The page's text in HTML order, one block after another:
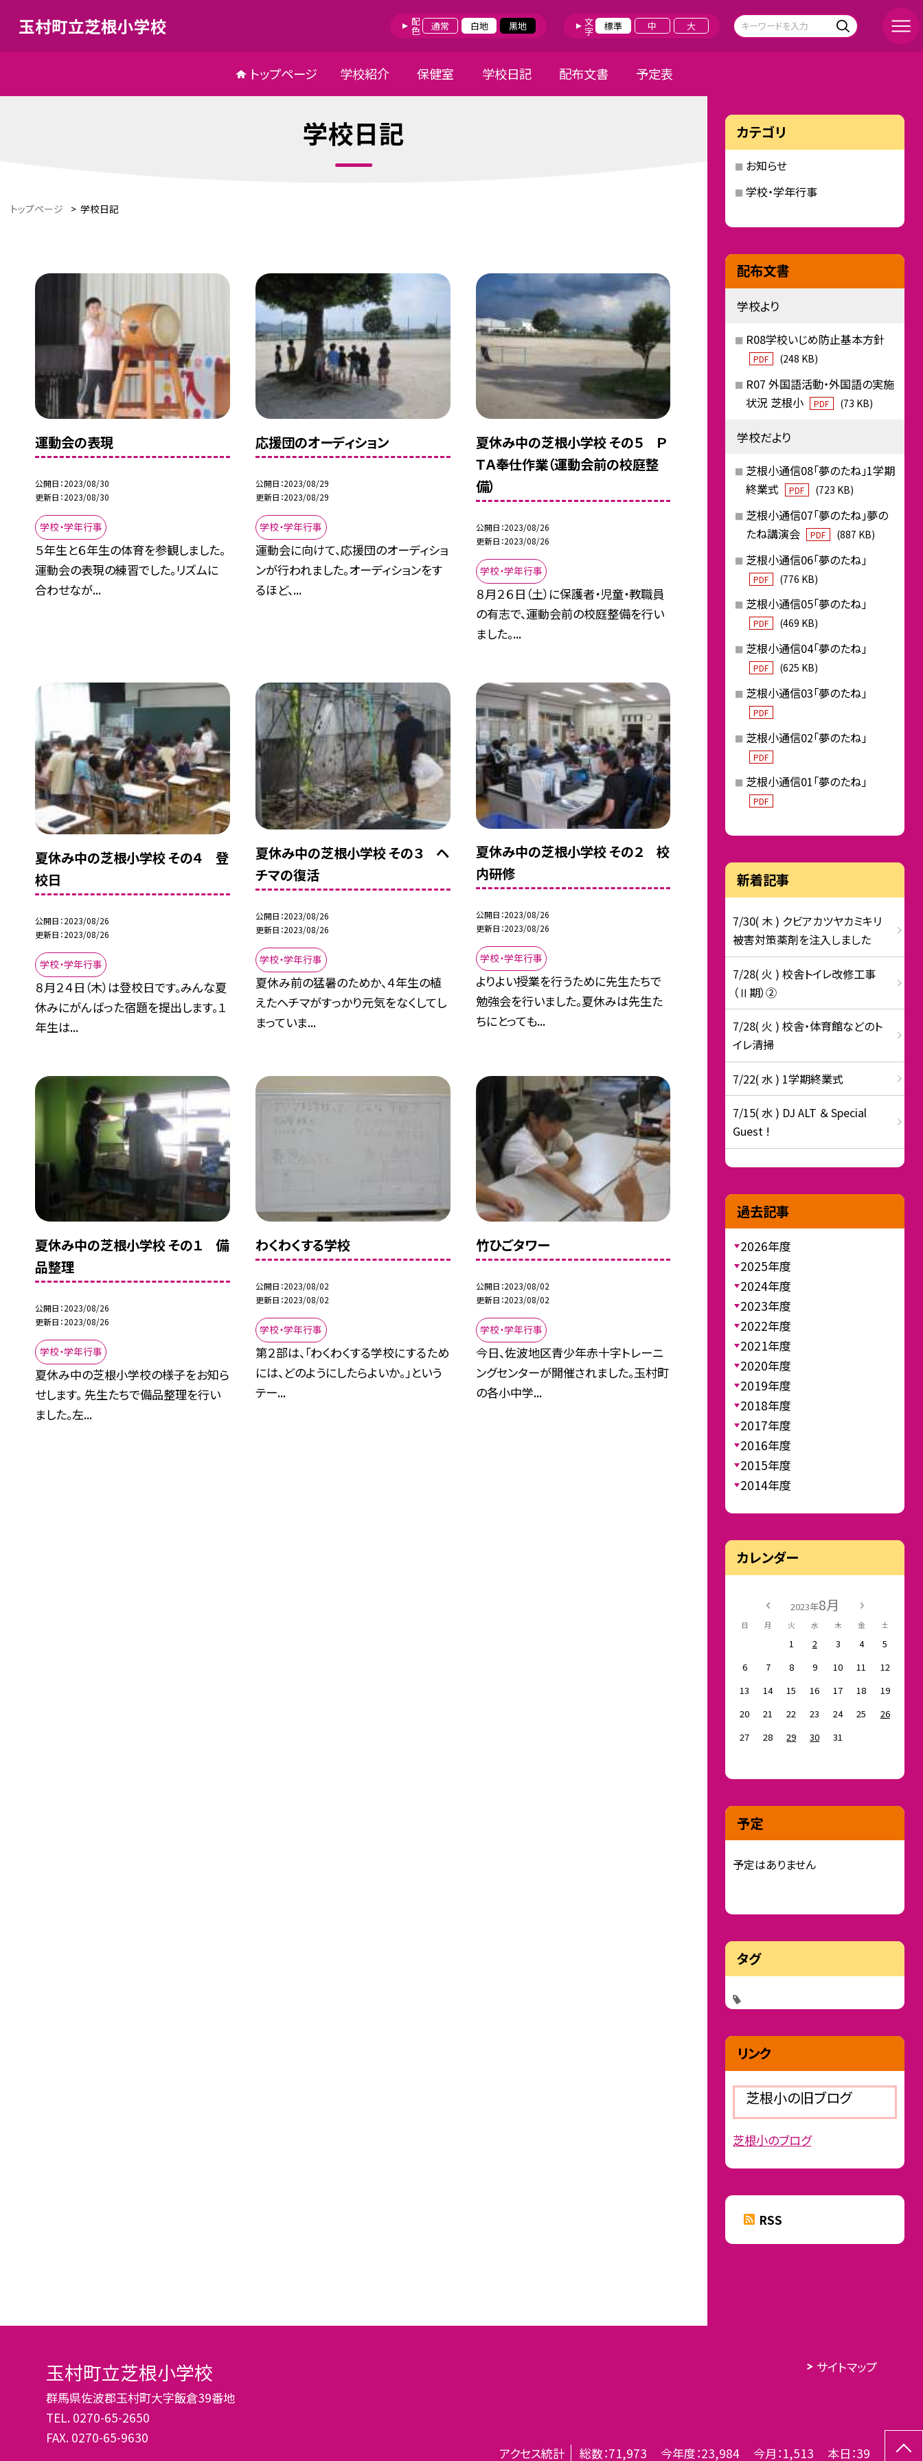
玉村町立芝根小学校 配色 通常 白地 黒地 文字 標準 中 大
トップページ 学校紹介 保健室 学校日記 配布文書 予定表
学校日記
トップページ > 学校日記
運動会の表現
公開日 2023/08/30
更新日 2023/08/30
学校・学年行事
５年生と６年生の体育を参観しました。
運動会の表現の練習でした。リズムに
合わせなが...
応援団のオーディション
公開日 2023/08/29
更新日 2023/08/29
学校・学年行事
運動会に向けて、応援団のオーディショ
ンが行われました。オーディションをす
るほど、...
夏休み中の芝根小学校 その５ Ｐ
ＴＡ奉仕作業（運動会前の校庭整
備）
公開日 2023/08/26
更新日 2023/08/26
学校・学年行事
８月２６日（土）に保護者・児童・教職員
の有志で、運動会前の校庭整備を行い
ました。...
夏休み中の芝根小学校 その４ 登
校日
公開日 2023/08/26
更新日 2023/08/26
学校・学年行事
８月２４日（木）は登校日です。みんな夏
休みにがんばった宿題を提出します。１
年生は...
夏休み中の芝根小学校 その３ ヘ
チマの復活
公開日 2023/08/26
更新日 2023/08/26
学校・学年行事
夏休み前の猛暑のためか、４年生の植
えたヘチマがすっかり元気をなくしてし
まっていま...
夏休み中の芝根小学校 その２ 校
内研修
公開日 2023/08/26
更新日 2023/08/26
学校・学年行事
よりよい授業を行うために先生たちで
勉強会を行いました。夏休みは先生た
ちにとっても...
夏休み中の芝根小学校 その１ 備
品整理
公開日 2023/08/26
更新日 2023/08/26
学校・学年行事
夏休み中の芝根小学校の様子をお知ら
せします。 先生たちで備品整理を行い
ました。左...
わくわくする学校
公開日 2023/08/02
更新日 2023/08/02
学校・学年行事
第２部は、「わくわくする学校にするため
には、どのようにしたらよいか。」という
テー...
竹ひごタワー
公開日 2023/08/02
更新日 2023/08/02
学校・学年行事
今日、佐波地区青少年赤十字トレーニ
ングセンターが開催されました。玉村町
の各小中学...
カテゴリ
お知らせ
学校・学年行事
配布文書
学校より
R08学校いじめ防止基本方針
PDF (248 KB)
R07 外国語活動・外国語の実施
状況 芝根小
PDF (73 KB)
学校だより
芝根小通信08「夢のたね」1学期
終業式
PDF (723 KB)
芝根小通信07「夢のたね」夢の
たね講演会
PDF (887 KB)
芝根小通信06「夢のたね」
PDF (776 KB)
芝根小通信05「夢のたね」
PDF (469 KB)
芝根小通信04「夢のたね」
PDF (625 KB)
芝根小通信03「夢のたね」
PDF
芝根小通信02「夢のたね」
PDF
芝根小通信01「夢のたね」
PDF
新着記事
7/30( 木 ) クビアカツヤカミキリ
被害対策薬剤を注入しました
7/28( 火 ) 校舎トイレ改修工事
（Ⅱ期）②
7/28( 火 ) 校舎・体育館などのト
イレ清掃
7/22( 水 ) 1学期終業式
7/15( 水 ) DJ ALT ＆ Special
Guest !
過去記事
2026年度
2025年度
2024年度
2023年度
2022年度
2021年度
2020年度
2019年度
2018年度
2017年度
2016年度
2015年度
2014年度
カレンダー
2023年8月
日 月 火 水 木 金 土
1 2 3 4
5
6
7 8 9 10 11
12
13
14 15 16 17 18
19
20
21 22 23 24 25
26
27
28 29 30 31
予定
予定はありません
タグ
リンク
芝根小の旧ブログ
芝根小のブログ
RSS
玉村町立芝根小学校
群馬県佐波郡玉村町大字飯倉39番地
TEL. 0270-65-2650
FAX. 0270-65-9630
サイトマップ
アクセス統計 総数：71,973 今年度：23,984 今月：1,513 本日：39